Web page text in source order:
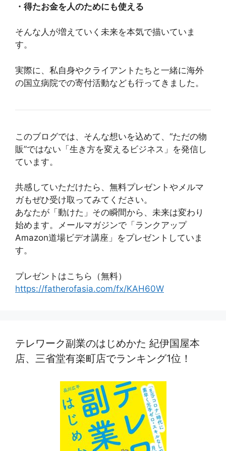
・得たお金を人のためにも使える
そんな人が増えていく未来を本気で描いていま
す。
実際に、私自身やクライアントたちと一緒に海外
の国立病院での寄付活動なども行ってきました。
このブログでは、そんな想いを込めて、“ただの物
販”ではない「生き方を変えるビジネス」を発信し
ています。
共感していただけたら、無料プレゼントやメルマ
ガもぜひ受け取ってみてください。
あなたが「動けた」その瞬間から、未来は変わり
始めます。メールマガジンで「ランクアップ
Amazon道場ビデオ講座」をプレゼントしていま
す。
プレゼントはこちら（無料）
https://fatherofasia.com/fx/KAH60W
テレワーク副業のはじめかた 紀伊国屋本
店、三省堂有楽町店でランキング1位！